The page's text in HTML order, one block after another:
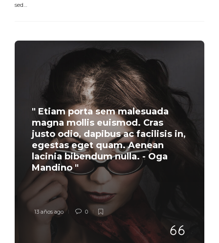
sed…
" Etiam porta sem malesuada
magna mollis euismod. Cras
justo odio, dapibus ac facilisis in,
egestas eget quam. Aenean
lacinia bibendum nulla. - Oga
Mandino "
13 años ago 0